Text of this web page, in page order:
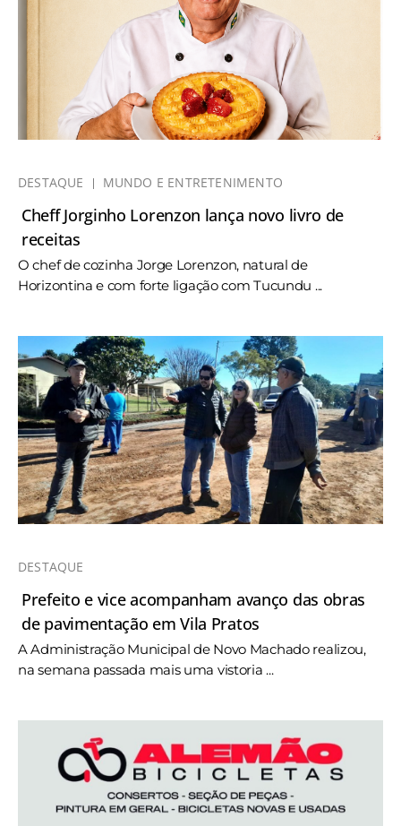
DESTAQUE MUNDO E ENTRETENIMENTO
Cheff Jorginho Lorenzon lança novo livro de
receitas
O chef de cozinha Jorge Lorenzon, natural de
Horizontina e com forte ligação com Tucundu ...
DESTAQUE
Prefeito e vice acompanham avanço das obras
de pavimentação em Vila Pratos
A Administração Municipal de Novo Machado realizou,
na semana passada mais uma vistoria ...